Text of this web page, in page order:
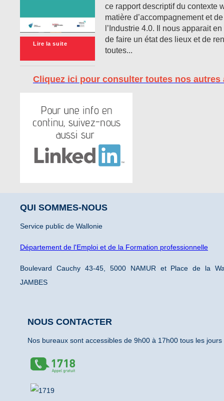
Lire la suite
ce rapport descriptif du contexte
matière d’accompagnement et
l’Industrie 4.0. Il nous apparait
de faire un état des lieux et de
toutes...
Cliquez ici pour consulter toutes nos autres
QUI SOMMES-NOUS
Service public de Wallonie
Département de l'Emploi et de la Formation professionnelle
Boulevard Cauchy 43-45, 5000 NAMUR et Place de la
JAMBES
NOUS CONTACTER
Nos bureaux sont accessibles de 9h00 à 17h00 tous les